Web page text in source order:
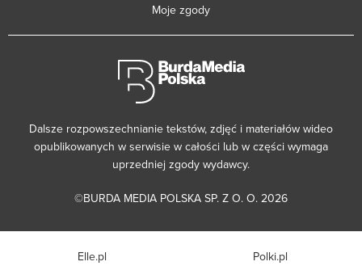
Moje zgody
Dalsze rozpowszechnianie tekstów, zdjęć i materiałów wideo
opublikowanych w serwisie w całości lub w części wymaga
uprzedniej zgody wydawcy.
©BURDA MEDIA POLSKA SP. Z O. O. 2026
Elle.pl Polki.pl